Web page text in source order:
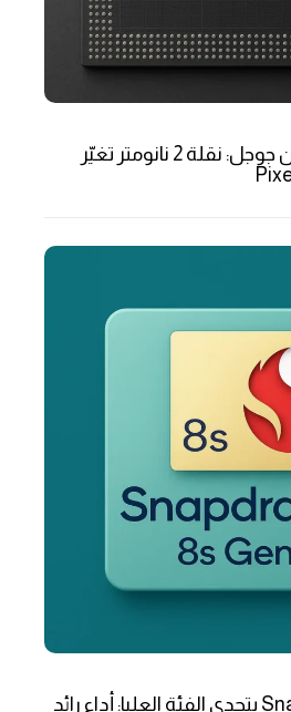
معالج Tensor G6 من جوجل: نقلة 2 نانومتر تغيّر
Snapdragon 8s Gen 4 يتحدى الفئة العليا: أداء رائد